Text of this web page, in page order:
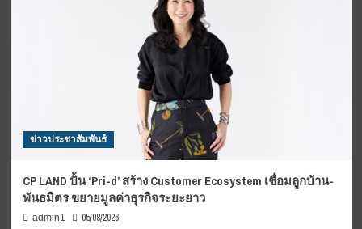
ข่าวประชาสัมพันธ์
CP LAND ปั้น ‘Pri-d’ สร้าง Customer Ecosystem เชื่อมลูกบ้าน-
พันธมิตร ขยายมูลค่าธุรกิจระยะยาว
admin1 05/08/2026